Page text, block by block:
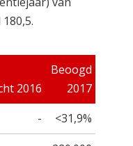
2016
Beoogd
2017
-
<31,9%